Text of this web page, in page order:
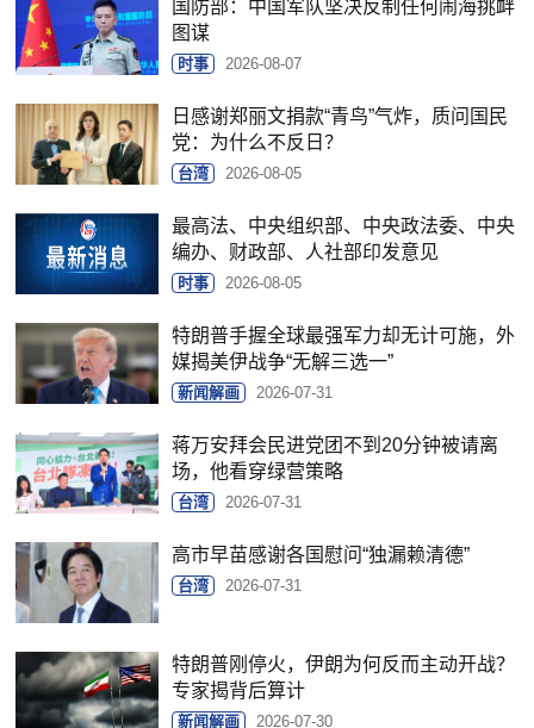
国防部：中国军队坚决反制任何闹海挑衅
图谋
时事 2026-08-07
日感谢郑丽文捐款“青鸟”气炸，质问国民
党：为什么不反日？
台湾 2026-08-05
最高法、中央组织部、中央政法委、中央
编办、财政部、人社部印发意见
时事 2026-08-05
特朗普手握全球最强军力却无计可施，外
媒揭美伊战争“无解三选一”
新闻解画 2026-07-31
蒋万安拜会民进党团不到20分钟被请离
场，他看穿绿营策略
台湾 2026-07-31
高市早苗感谢各国慰问“独漏赖清德”
台湾 2026-07-31
特朗普刚停火，伊朗为何反而主动开战？
专家揭背后算计
新闻解画 2026-07-30